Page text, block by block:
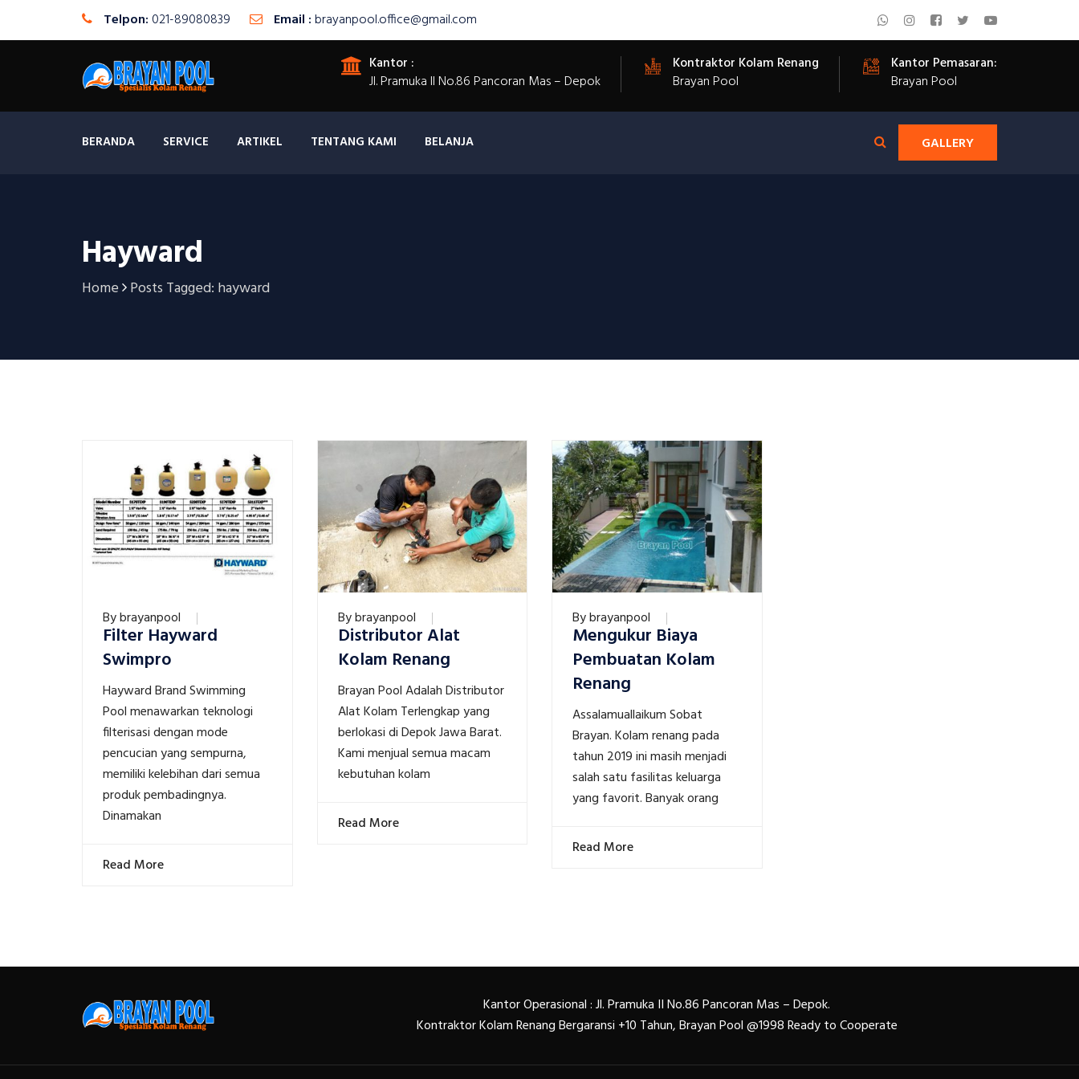
Telpon: 021-89080839 Email :brayanpool.office@gmail.com
Kantor :
Jl. Pramuka II No.86 Pancoran Mas – Depok
Kontraktor Kolam Renang
Brayan Pool
Kantor Pemasaran:
Brayan Pool
BERANDA SERVICE ARTIKEL TENTANG KAMI BELANJA GALLERY
Hayward
Home Posts Tagged: hayward
Bybrayanpool
Filter Hayward
Swimpro
Hayward Brand Swimming
Pool menawarkan teknologi
filterisasi dengan mode
pencucian yang sempurna,
memiliki kelebihan dari semua
produk pembadingnya.
Dinamakan
Read More
Bybrayanpool
Distributor Alat
Kolam Renang
Brayan Pool Adalah Distributor
Alat Kolam Terlengkap yang
berlokasi di Depok Jawa Barat.
Kami menjual semua macam
kebutuhan kolam
Read More
Bybrayanpool
Mengukur Biaya
Pembuatan Kolam
Renang
Assalamuallaikum Sobat
Brayan. Kolam renang pada
tahun 2019 ini masih menjadi
salah satu fasilitas keluarga
yang favorit. Banyak orang
Read More
Kantor Operasional : Jl. Pramuka II No.86 Pancoran Mas – Depok.
Kontraktor Kolam Renang Bergaransi +10 Tahun, Brayan Pool @1998 Ready to Cooperate